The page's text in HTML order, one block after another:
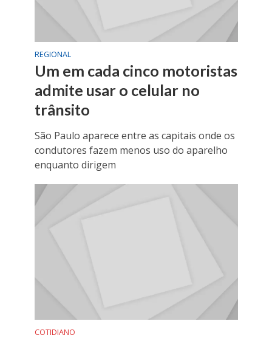
REGIONAL
Um em cada cinco motoristas
admite usar o celular no
trânsito
São Paulo aparece entre as capitais onde os
condutores fazem menos uso do aparelho
enquanto dirigem
COTIDIANO